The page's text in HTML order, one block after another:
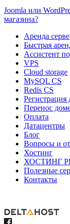
Joomla или
магазина?
Аренда
Быстрая
Ассистент
VPS
Cloud storage
MySQL CS
Redis CS
Регистрация
Перенос
Оплата
Датацентры
Блог
Вопросы и
Хостинг
ХОСТИНГ
Полезные
Контакты